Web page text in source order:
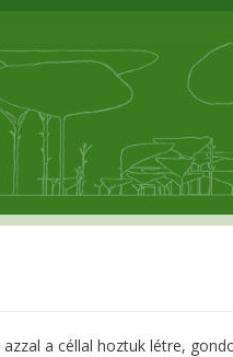
azzal a céllal hoztuk létre,